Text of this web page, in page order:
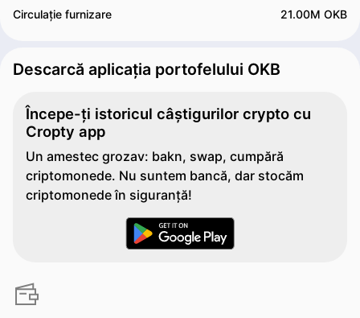
Circulație furnizare 21.00M OKB
Descarcă aplicația portofelului OKB
Începe-ți istoricul câștigurilor crypto cu
Cropty app
Un amestec grozav: bakn, swap, cumpără
criptomonede. Nu suntem bancă, dar stocăm
criptomonede în siguranță!